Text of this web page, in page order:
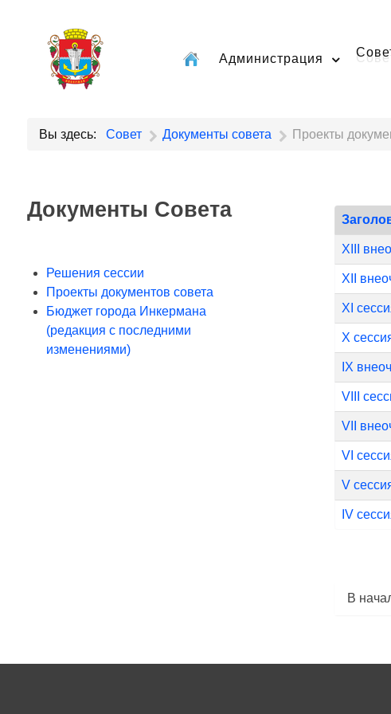
Администрация
Вы здесь: Совет Документы совета Проекты
Документы Совета
Решения сессии
Проекты документов совета
Бюджет города Инкермана
(редакция с последними
изменениями)
XIII
XII
XI
X
IX
VIII
VII
VI
V
IV
В